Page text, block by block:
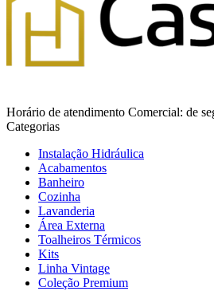
Horário de atendimento Comercial: de
Categorias
Instalação Hidráulica
Acabamentos
Banheiro
Cozinha
Lavanderia
Área Externa
Toalheiros Térmicos
Kits
Linha Vintage
Coleção Premium